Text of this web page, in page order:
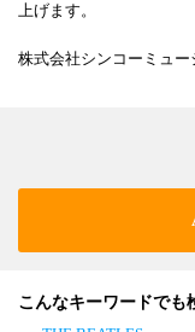
上げます。
株式会社シンコーミュ
こんなキーワードでも